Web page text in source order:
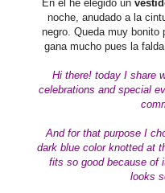
En él he elegido un
noche, anudado a la
negro. Queda muy bonito
gana mucho pues la
Hi there! today I share
celebrations and special
And for that purpose I
dark blue colorknotted at
fits so good because of
looks